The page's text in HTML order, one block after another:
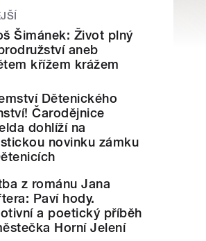
Šimánek: Život plný
aneb
křížem krážem
Dětenického
Čarodějnice
dohlíží na
novinku zámku
z románu Jana
Paví hody.
a poetický příběh
Horní Jelení